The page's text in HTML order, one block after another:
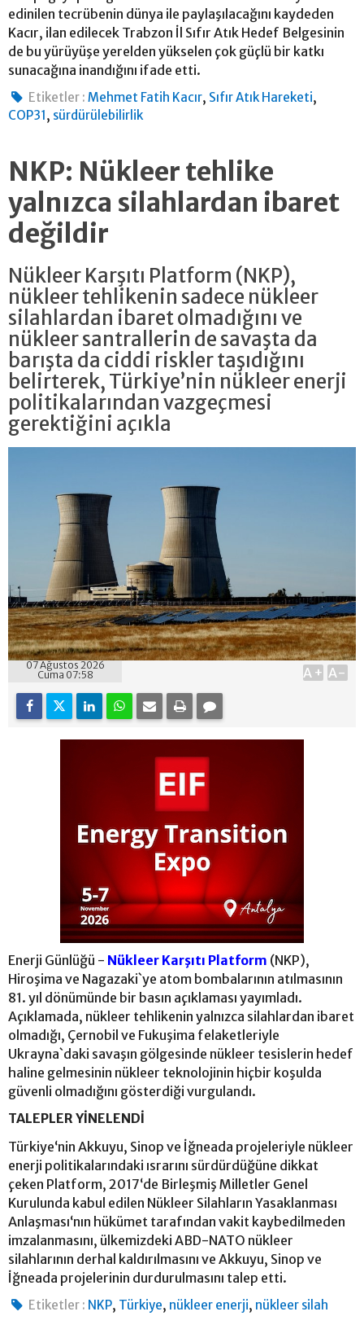
edinilen tecrübenin dünya ile paylaşılacağını kaydeden
Kacır, ilan edilecek Trabzon İl Sıfır Atık Hedef Belgesinin
de bu yürüyüşe yerelden yükselen çok güçlü bir katkı
sunacağına inandığını ifade etti.
Etiketler : Mehmet Fatih Kacır, Sıfır Atık Hareketi,
COP31, sürdürülebilirlik
NKP: Nükleer tehlike
yalnızca silahlardan ibaret
değildir
Nükleer Karşıtı Platform (NKP),
nükleer tehlikenin sadece nükleer
silahlardan ibaret olmadığını ve
nükleer santrallerin de savaşta da
barışta da ciddi riskler taşıdığını
belirterek, Türkiye’nin nükleer enerji
politikalarından vazgeçmesi
gerektiğini açıkla
07 Ağustos 2026
Cuma 07:58
A+ A-
Enerji Günlüğü - Nükleer Karşıtı Platform (NKP),
Hiroşima ve Nagazaki`ye atom bombalarının atılmasının
81. yıl dönümünde bir basın açıklaması yayımladı.
Açıklamada, nükleer tehlikenin yalnızca silahlardan ibaret
olmadığı, Çernobil ve Fukuşima felaketleriyle
Ukrayna`daki savaşın gölgesinde nükleer tesislerin hedef
haline gelmesinin nükleer teknolojinin hiçbir koşulda
güvenli olmadığını gösterdiği vurgulandı.
TALEPLER YİNELENDİ
Türkiye‘nin Akkuyu, Sinop ve İğneada projeleriyle nükleer
enerji politikalarındaki ısrarını sürdürdüğüne dikkat
çeken Platform, 2017‘de Birleşmiş Milletler Genel
Kurulunda kabul edilen Nükleer Silahların Yasaklanması
Anlaşması‘nın hükümet tarafından vakit kaybedilmeden
imzalanmasını, ülkemizdeki ABD-NATO nükleer
silahlarının derhal kaldırılmasını ve Akkuyu, Sinop ve
İğneada projelerinin durdurulmasını talep etti.
Etiketler : NKP, Türkiye, nükleer enerji, nükleer silah